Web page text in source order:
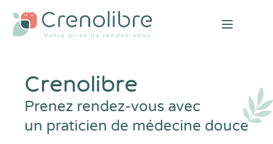
Open
Crenolibre
Prenez rendez-vous avec
un praticien de médecine douce